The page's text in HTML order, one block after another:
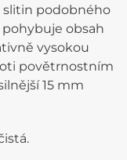
slitin podobného
obsah
vysokou
povětrnostním
15 mm